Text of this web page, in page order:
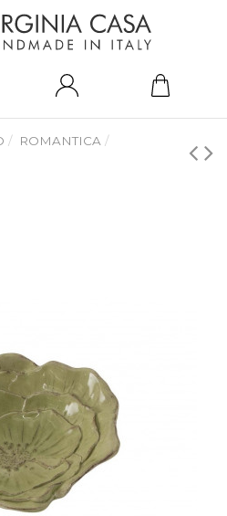
ROMANTICA